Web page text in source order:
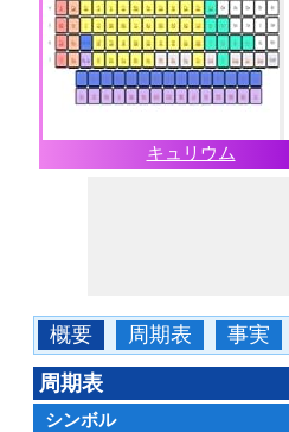
キュリウム
概要 周期表 事実
周期表
シンボル